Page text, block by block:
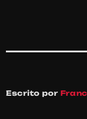
Escrito por